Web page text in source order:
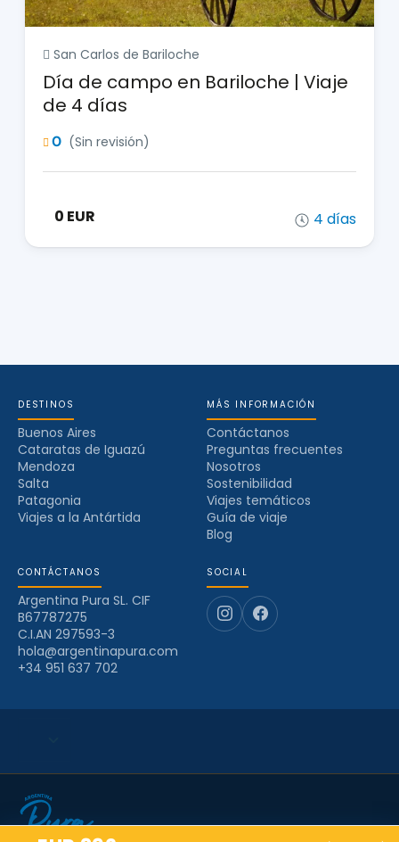
San Carlos de Bariloche
Día de campo en Bariloche | Viaje
de 4 días
0 (Sin revisión)
0 EUR 4 días
DESTINOS
Buenos Aires
Cataratas de Iguazú
Mendoza
Salta
Patagonia
Viajes a la Antártida
MÁS INFORMACIÓN
Contáctanos
Preguntas frecuentes
Nosotros
Sostenibilidad
Viajes temáticos
Guía de viaje
Blog
CONTÁCTANOS
Argentina Pura SL. CIF
B67787275
C.I.AN 297593-3
hola@argentinapura.com
+34 951 637 702
SOCIAL